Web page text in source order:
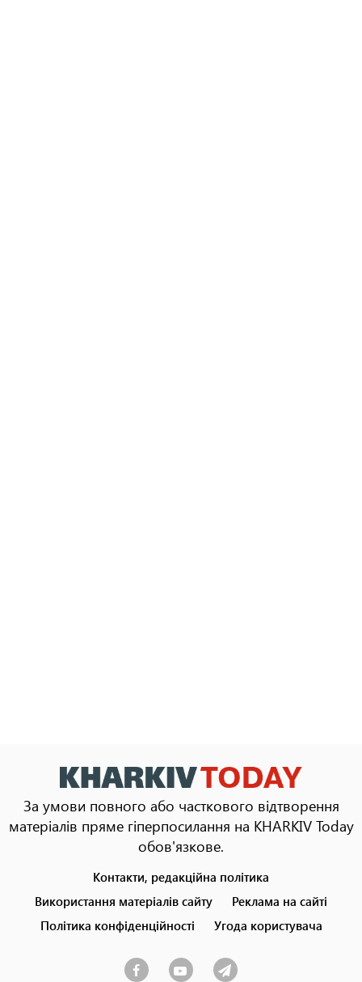
За умови повного або часткового відтворення
матеріалів пряме гіперпосилання на KHARKIV Today
обов'язкове.
menu
Контакти, редакційна політика
Використання матеріалів сайту
Реклама на сайті
Політика конфіденційності
Угода користувача